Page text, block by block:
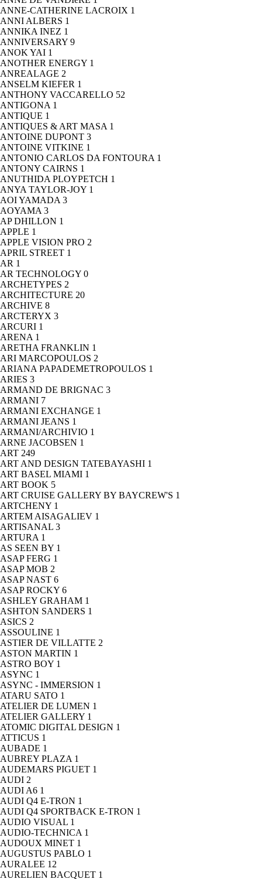
ANNE-CATHERINE LACROIX 1
ANNI ALBERS 1
ANNIKA INEZ 1
ANNIVERSARY 9
ANOK YAI 1
ANOTHER ENERGY 1
ANREALAGE 2
ANSELM KIEFER 1
ANTHONY VACCARELLO 52
ANTIGONA 1
ANTIQUE 1
ANTIQUES & ART MASA 1
ANTOINE DUPONT 3
ANTOINE VITKINE 1
ANTONIO CARLOS DA FONTOURA 1
ANTONY CAIRNS 1
ANUTHIDA PLOYPETCH 1
ANYA TAYLOR-JOY 1
AOI YAMADA 3
AOYAMA 3
AP DHILLON 1
APPLE 1
APPLE VISION PRO 2
APRIL STREET 1
AR 1
AR TECHNOLOGY 0
ARCHETYPES 2
ARCHITECTURE 20
ARCHIVE 8
ARCTERYX 3
ARCURI 1
ARENA 1
ARETHA FRANKLIN 1
ARI MARCOPOULOS 2
ARIANA PAPADEMETROPOULOS 1
ARIES 3
ARMAND DE BRIGNAC 3
ARMANI 7
ARMANI EXCHANGE 1
ARMANI JEANS 1
ARMANI/ARCHIVIO 1
ARNE JACOBSEN 1
ART 249
ART AND DESIGN TATEBAYASHI 1
ART BASEL MIAMI 1
ART BOOK 5
ART CRUISE GALLERY BY BAYCREW'S 1
ARTCHENY 1
ARTEM AISAGALIEV 1
ARTISANAL 3
ARTURA 1
AS SEEN BY 1
ASAP FERG 1
ASAP MOB 2
ASAP NAST 6
ASAP ROCKY 6
ASHLEY GRAHAM 1
ASHTON SANDERS 1
ASICS 2
ASSOULINE 1
ASTIER DE VILLATTE 2
ASTON MARTIN 1
ASTRO BOY 1
ASYNC 1
ASYNC - IMMERSION 1
ATARU SATO 1
ATELIER DE LUMEN 1
ATELIER GALLERY 1
ATOMIC DIGITAL DESIGN 1
ATTICUS 1
AUBADE 1
AUBREY PLAZA 1
AUDEMARS PIGUET 1
AUDI 2
AUDI A6 1
AUDI Q4 E-TRON 1
AUDI Q4 SPORTBACK E-TRON 1
AUDIO VISUAL 1
AUDIO-TECHNICA 1
AUDOUX MINET 1
AUGUSTUS PABLO 1
AURALEE 12
AURELIEN BACQUET 1